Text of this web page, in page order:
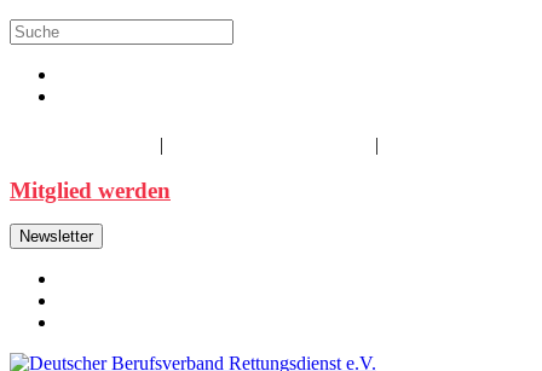
| |
Mitglied werden
Newsletter